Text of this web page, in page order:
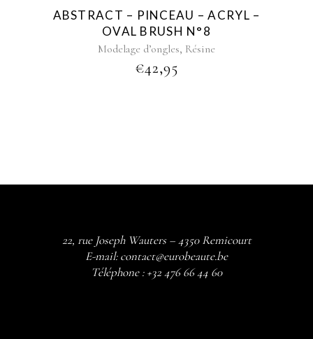
ABSTRACT – PINCEAU – ACRYL –
OVAL BRUSH N°8
Modelage d’ongles, Résine
€42,95
22, rue Joseph Wauters – 4350 Remicourt
E-mail:contact@eurobeaute.be
Téléphone :+32 476 66 44 60